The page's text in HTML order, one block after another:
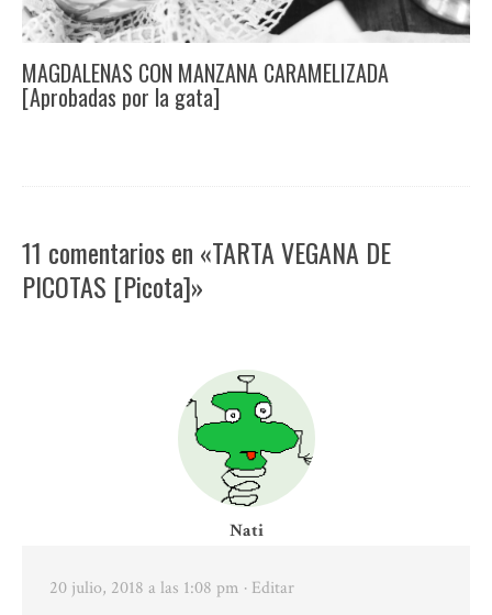
MAGDALENAS CON MANZANA CARAMELIZADA
[Aprobadas por la gata]
11 comentarios en «TARTA VEGANA DE
PICOTAS [Picota]»
Nati
20 julio, 2018 a las 1:08 pm · Editar